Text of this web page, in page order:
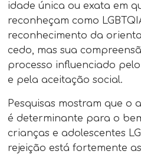
idade única ou exata em
reconheçam como
reconhecimento da
cedo, mas sua
processo influenciado
e pela aceitação social.
Pesquisas mostram que o
é determinante para o
crianças e adolescentes
rejeição está fortemente